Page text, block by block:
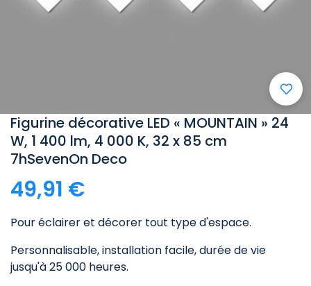
Figurine décorative LED « MOUNTAIN » 24
W, 1 400 lm, 4 000 K, 32 x 85 cm
7hSevenOn Deco
49,91 €
Pour éclairer et décorer tout type d'espace.
Personnalisable, installation facile, durée de vie
jusqu'à 25 000 heures.